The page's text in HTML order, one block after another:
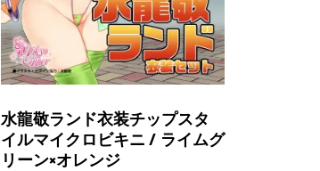
水龍敬ランド衣装チップスタ
イルマイクロビキニ / ライムグ
リーン×オレンジ